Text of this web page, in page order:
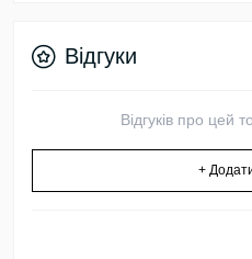
Відгуки
Відгуків про цей
+